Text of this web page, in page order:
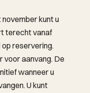
kunt u
terecht vanaf
op reservering.
voor aanvang. De
wanneer u
U kunt